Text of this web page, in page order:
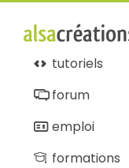
tutoriels
forum
emploi
formations